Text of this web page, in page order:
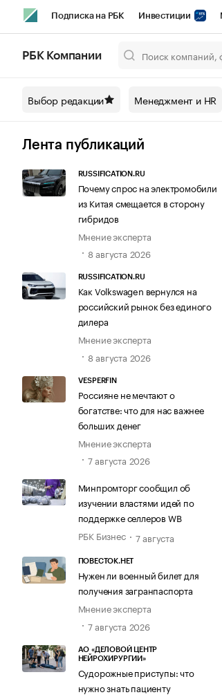
Подписка на РБК Инвестиции
Спецпроекты СПб Конференции
Технологии и медиа
РБК Компании
Выбор редакции Менеджмент и HR
Лента публикаций
RUSSIFICATION.RU
Почему спрос на электромобили
из Китая смещается в сторону
гибридов
Мнение эксперта
8 августа 2026
RUSSIFICATION.RU
Как Volkswagen вернулся на
российский рынок без единого
дилера
Мнение эксперта
8 августа 2026
VESPERFIN
Россияне не мечтают о
богатстве: что для нас важнее
больших денег
Мнение эксперта
7 августа 2026
Минпромторг сообщил об
изучении властями идей по
поддержке селлеров WB
РБК Бизнес
7 августа
ПОВЕСТОК.НЕТ
Нужен ли военный билет для
получения загранпаспорта
Мнение эксперта
7 августа 2026
АО «ДЕЛОВОЙ ЦЕНТР
НЕЙРОХИРУРГИИ»
Судорожные приступы: что
нужно знать пациенту